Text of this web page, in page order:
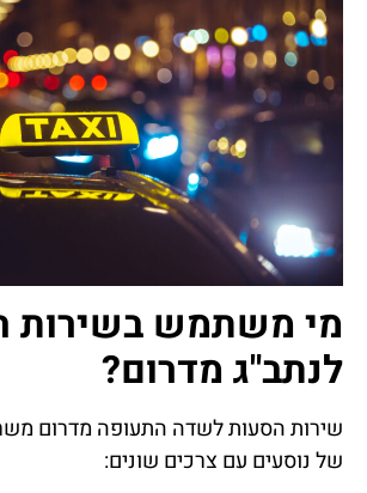
מי משתמש בשירות
לנתב"ג מדרום?
שירות הסעות לשדה התעופה מדרום
של נוסעים עם צרכים שונים: